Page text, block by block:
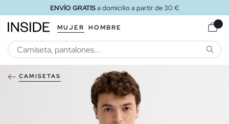
ENVÍO GRATISa domicilio a partir de 30 €
MUJER HOMBRE
CAMISETAS